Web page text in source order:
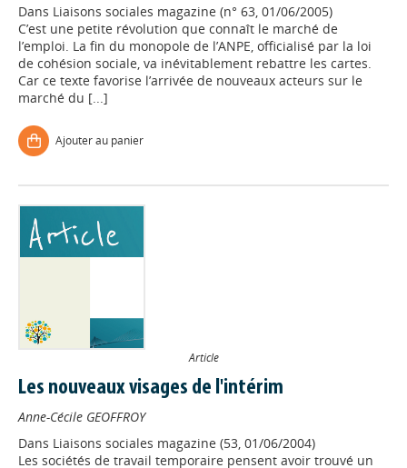
Dans Liaisons sociales magazine (n° 63, 01/06/2005)
C’est une petite révolution que connaît le marché de
l’emploi. La fin du monopole de l’ANPE, officialisé par la loi
de cohésion sociale, va inévitablement rebattre les cartes.
Car ce texte favorise l’arrivée de nouveaux acteurs sur le
marché du [...]
Ajouter au panier
Article
Les nouveaux visages de l'intérim
Anne-Cécile GEOFFROY
Dans Liaisons sociales magazine (53, 01/06/2004)
Les sociétés de travail temporaire pensent avoir trouvé un